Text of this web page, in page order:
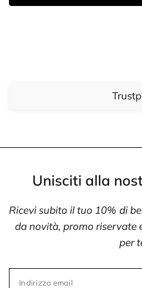
Unisciti alla
Ricevi subito il tuo 10% di
da novità, promo riservate
per
Indirizzo email